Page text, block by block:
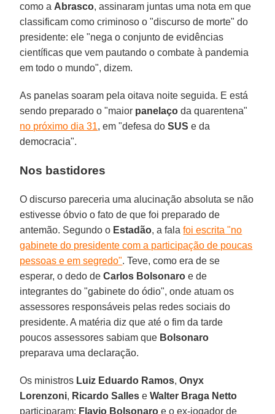
como a Abrasco, assinaram juntas uma nota em que
classificam como criminoso o "discurso de morte" do
presidente: ele "nega o conjunto de evidências
científicas que vem pautando o combate à pandemia
em todo o mundo", dizem.
As panelas soaram pela oitava noite seguida. E está
sendo preparado o "maior panelaço da quarentena"
no próximo dia 31, em "defesa doSUS e da
democracia".
Nos bastidores
O discurso pareceria uma alucinação absoluta se não
estivesse óbvio o fato de que foi preparado de
antemão. Segundo o Estadão, a falafoi escrita "no
gabinete do presidente com a participação de poucas
pessoas e em segredo". Teve, como era de se
esperar, o dedo deCarlos Bolsonaro e de
integrantes do "gabinete do ódio", onde atuam os
assessores responsáveis pelas redes sociais do
presidente. A matéria diz que até o fim da tarde
poucos assessores sabiam que Bolsonaro
preparava uma declaração.
Os ministros Luiz Eduardo Ramos,Onyx
Lorenzoni, Ricardo Salles eWalter Braga Netto
participaram; Flavio Bolsonaro e o ex-jogador de